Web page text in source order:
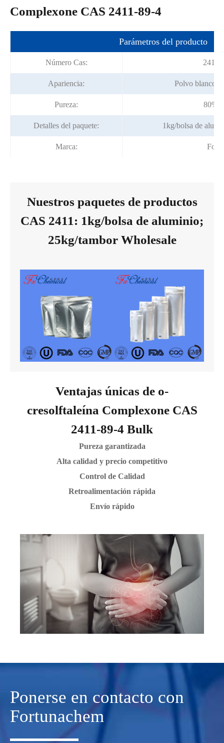
Complexone CAS 2411-89-4
Parámetros del producto
Número Cas: 2411-
Apariencia: Polvo blanco a
Pureza: 80%/
Detalles del paquete: 1kg/bolsa de
Marca:
Nuestros paquetes de productos
CAS 2411: 1kg/bolsa de aluminio;
25kg/tambor Wholesale
Ventajas únicas de o-
cresolftaleína Complexone CAS
2411-89-4 Bulk
Pureza garantizada
Alta calidad y precio competitivo
Control de Calidad
Retroalimentación rápida
Envío rápido
Ponerse en contacto con
Fortunachem